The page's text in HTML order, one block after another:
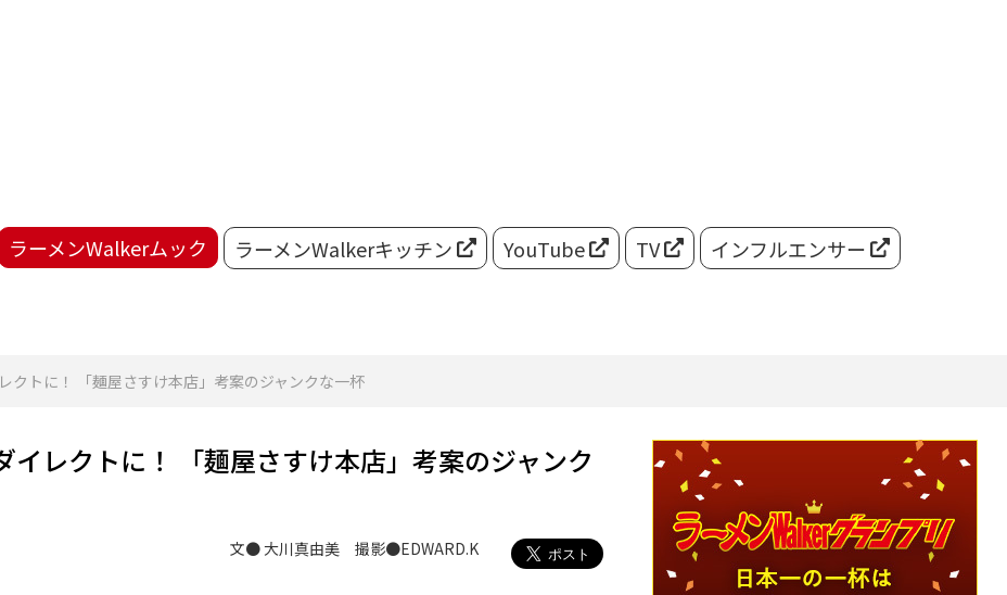
ラーメンWalkerムック ラーメンWalkerキッチン YouTube TV インフルエンサー
クトに！ 「麺屋さすけ本店」考案のジャンクな一杯
レクトに！ 「麺屋さすけ本店」考案のジャンク
文● 大川真由美 撮影●EDWARD.K